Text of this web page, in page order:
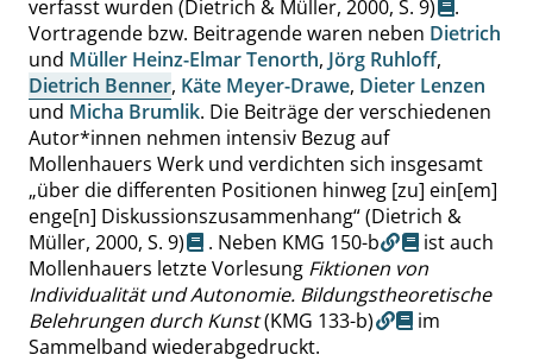
verfasst wurden (Dietrich & Müller, 2000, S. 9)
.
Vortragende bzw. Beitragende waren neben Dietrich
und Müller Heinz-Elmar Tenorth, Jörg Ruhloff,
Dietrich Benner, Käte Meyer-Drawe, Dieter Lenzen
und Micha Brumlik. Die Beiträge der verschiedenen
Autor*innen nehmen intensiv Bezug auf
Mollenhauers Werk und verdichten sich insgesamt
„über die differenten Positionen hinweg [zu] ein[em]
enge[n] Diskussionszusammenhang“(Dietrich &
Müller, 2000, S. 9) . Neben KMG 150-b
ist auch
Mollenhauers letzte Vorlesung Fiktionen von
Individualität und Autonomie. Bildungstheoretische
Belehrungen durch Kunst(KMG 133-b)
im
Sammelband wiederabgedruckt.